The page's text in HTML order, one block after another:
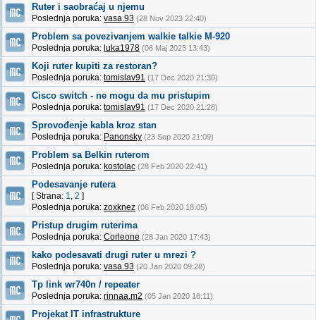
Ruter i saobraćaj u njemu
Poslednja poruka: vasa.93 (28 Nov 2023 22:40)
Problem sa povezivanjem walkie talkie M-920
Poslednja poruka: luka1978 (06 Maj 2023 13:43)
Koji ruter kupiti za restoran?
Poslednja poruka: tomislav91 (17 Dec 2020 21:30)
Cisco switch - ne mogu da mu pristupim
Poslednja poruka: tomislav91 (17 Dec 2020 21:28)
Sprovođenje kabla kroz stan
Poslednja poruka: Panonsky (23 Sep 2020 21:09)
Problem sa Belkin ruterom
Poslednja poruka: kostolac (28 Feb 2020 22:41)
Podesavanje rutera
[ Strana: 1, 2 ]
Poslednja poruka: zoxknez (06 Feb 2020 18:05)
Pristup drugim ruterima
Poslednja poruka: Corleone (28 Jan 2020 17:43)
kako podesavati drugi ruter u mrezi ?
Poslednja poruka: vasa.93 (20 Jan 2020 09:28)
Tp link wr740n / repeater
Poslednja poruka: rinnaa.m2 (05 Jan 2020 16:11)
Projekat IT infrastrukture